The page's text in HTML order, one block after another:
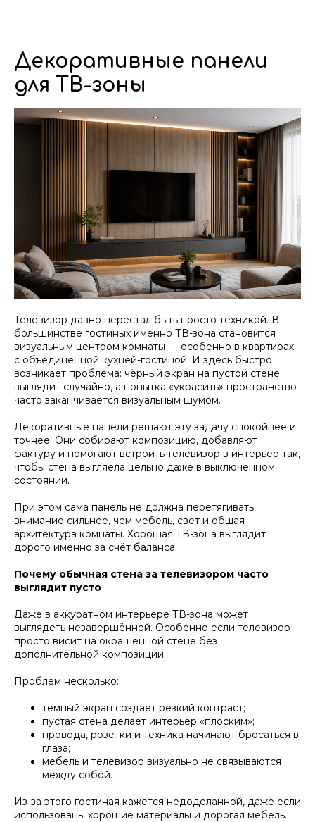
Декоративные панели
для ТВ-зоны
Телевизор давно перестал быть просто техникой. В
большинстве гостиных именно ТВ-зона становится
визуальным центром комнаты — особенно в квартирах
с объединённой кухней-гостиной. И здесь быстро
возникает проблема: чёрный экран на пустой стене
выглядит случайно, а попытка «украсить» пространство
часто заканчивается визуальным шумом.
Декоративные панели решают эту задачу спокойнее и
точнее. Они собирают композицию, добавляют
фактуру и помогают встроить телевизор в интерьер так,
чтобы стена выгляела цельно даже в выключенном
состоянии.
При этом сама панель не должна перетягивать
внимание сильнее, чем мебель, свет и общая
архитектура комнаты. Хорошая ТВ-зона выглядит
дорого именно за счёт баланса.
Почему обычная стена за телевизором часто
выглядит пусто
Даже в аккуратном интерьере ТВ-зона может
выглядеть незавершённой. Особенно если телевизор
просто висит на окрашенной стене без
дополнительной композиции.
Проблем несколько:
тёмный экран создаёт резкий контраст;
пустая стена делает интерьер «плоским»;
провода, розетки и техника начинают бросаться в
глаза;
мебель и телевизор визуально не связываются
между собой.
Из-за этого гостиная кажется недоделанной, даже если
использованы хорошие материалы и дорогая мебель.